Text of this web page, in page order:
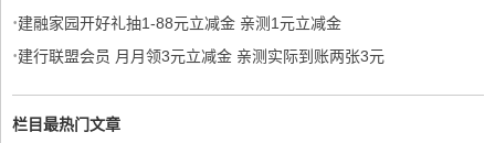
·建融家园开好礼抽1-88元立减金 亲测1元立减金
·建行联盟会员 月月领3元立减金 亲测实际到账两张3元
栏目最热门文章